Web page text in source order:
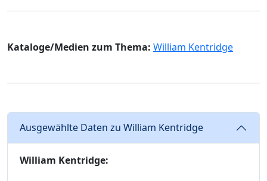
Kataloge/Medien zum Thema: William Kentridge
Ausgewählte Daten zu William Kentridge
William Kentridge: